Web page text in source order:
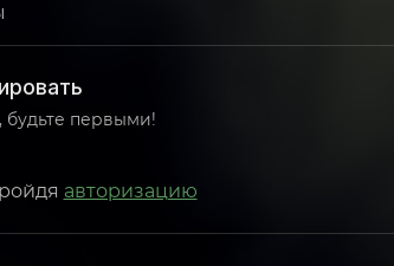
первыми!
авторизацию